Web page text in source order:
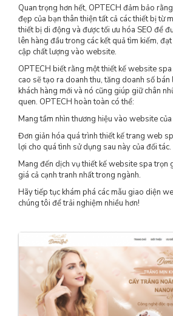
Quan trọng hơn hết, OPTECH đảm bảo
đẹp của bạn thân thiện tất cả các thiết bị từ
thiết bị di động và được tối ưu hóa SEO để
lên hàng đầu trong các kết quả tìm kiếm,
cập chất lượng vào website.
OPTECH biết rằng một thiết kế website
cao sẽ tạo ra doanh thu, tăng doanh số bán
khách hàng mới và nó cũng giúp giữ chân
quen. OPTECH hoàn toàn có thể:
Mang tầm nhìn thương hiệu vào website của
Đơn giản hóa quá trình thiết kế trang web
lợi cho quá tình sử dụng sau này của đối tác.
Mang đến dịch vụ thiết kế website spa trọn
giá cả cạnh tranh nhất trong ngành.
Hãy tiếp tục khám phá các mẫu giao diện
chúng tôi để trải nghiệm nhiều hơn!